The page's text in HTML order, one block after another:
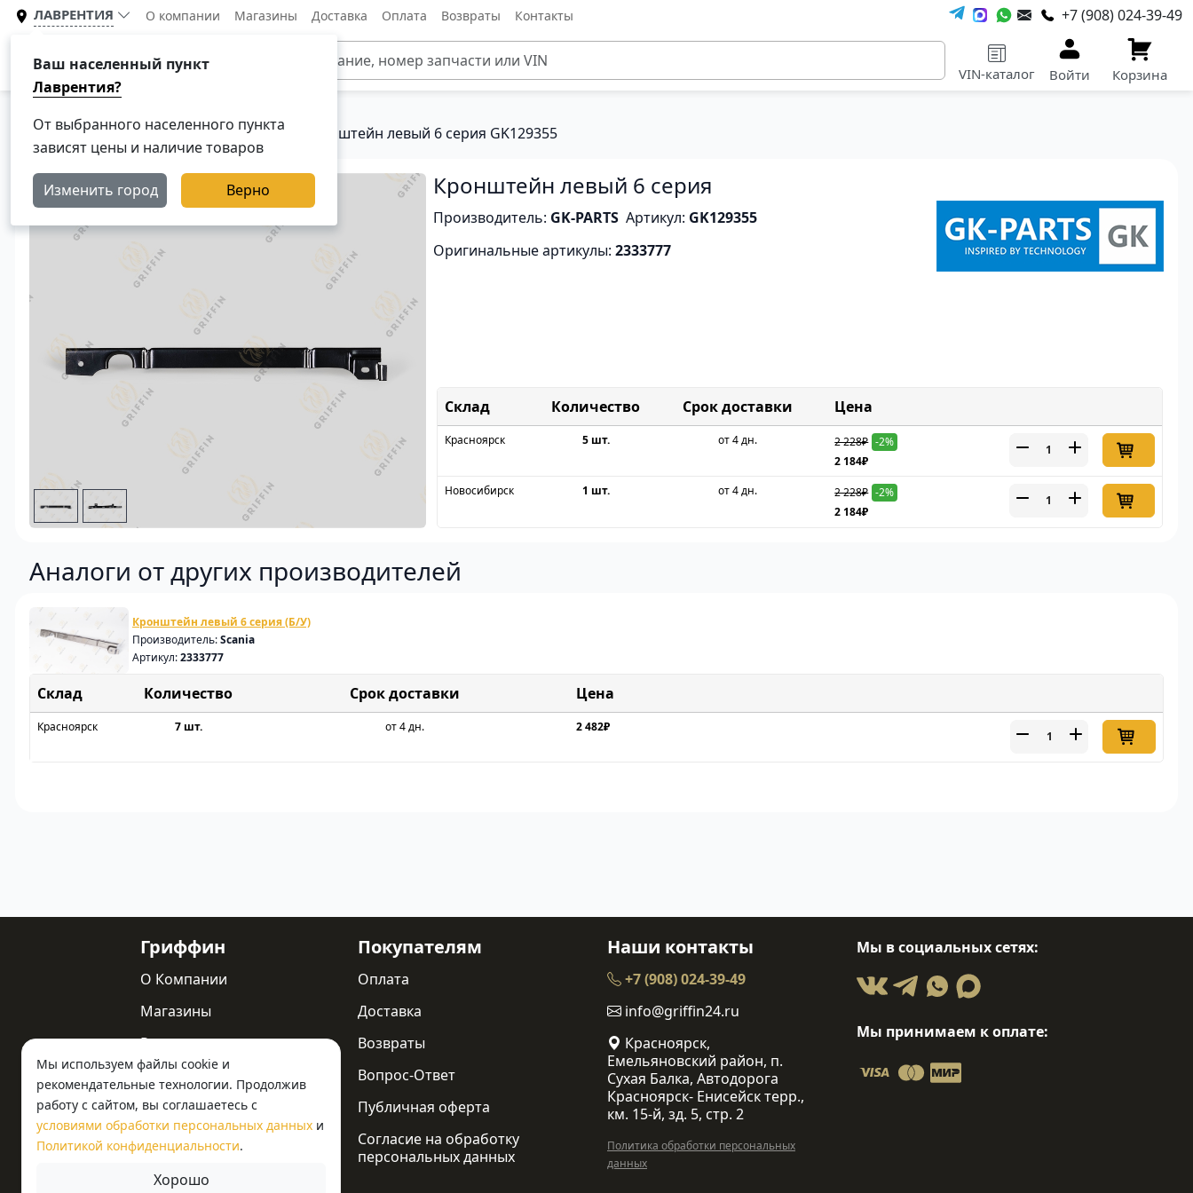
ЛАВРЕНТИЯ
Ваш населенный пункт
Лаврентия?
От выбранного населенного пункта
зависят цены и наличие товаров
Изменить город Верно
О компании Магазины Доставка Оплата Возвраты Контакты +7 (908) 024-39-49
Каталог
VIN-каталог Войти Корзина
Главная Каталог Кузовные детали Кронштейн левый 6 серия GK129355
Кронштейн левый 6 серия
Производитель: GK-PARTS Артикул: GK129355
Оригинальные артикулы:2333777
Склад Срок доставки Цена
Красноярск 5 шт. от 4 дн. 2 228₽ -2%
2 184₽
Новосибирск
1 шт. от 4 дн. 2 228₽ -2%
2 184₽
Аналоги от других производителей
Кронштейн левый 6 серия (Б/У)
Производитель:Scania
Артикул:2333777
Склад Срок доставки Цена
Красноярск 7 шт. от 4 дн. 2 482₽
Мы используем файлы cookie и
рекомендательные технологии. Продолжив
работу с сайтом, вы соглашаетесь с
условиями обработки персональных данных и
Политикой конфиденциальности.
Хорошо
Гриффин
О Компании
Магазины
Реквизиты
Статьи
Новости
Контакты
Покупателям
Оплата
Доставка
Возвраты
Вопрос-Ответ
Публичная оферта
Согласие на обработку
персональных данных
Наши контакты
+7 (908) 024-39-49
info@griffin24.ru
Красноярск,
Емельяновский район, п.
Сухая Балка, Автодорога
Красноярск- Енисейск терр.,
км. 15-й, зд. 5, стр. 2
Политика обработки персональных
данных
Мы в социальных сетях:
Мы принимаем к оплате: